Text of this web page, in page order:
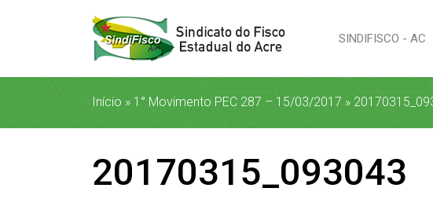
SINDIFISCO - AC
Início » 1° Movimento PEC 287 – 15/03/2017 »
20170315_093043